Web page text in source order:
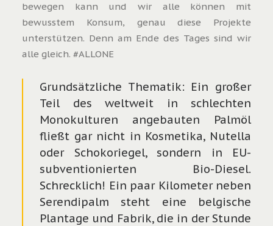
bewegen kann und wir alle können mit
bewusstem Konsum, genau diese Projekte
unterstützen. Denn am Ende des Tages sind wir
alle gleich. #ALLONE
Grundsätzliche Thematik: Ein großer
Teil des weltweit in schlechten
Monokulturen angebauten Palmöl
fließt gar nicht in Kosmetika, Nutella
oder Schokoriegel, sondern in EU-
subventionierten Bio-Diesel.
Schrecklich! Ein paar Kilometer neben
Serendipalm steht eine belgische
Plantage und Fabrik, die in der Stunde